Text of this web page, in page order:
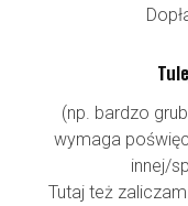
(np. bardzo
wymaga
innej/
Tutaj też